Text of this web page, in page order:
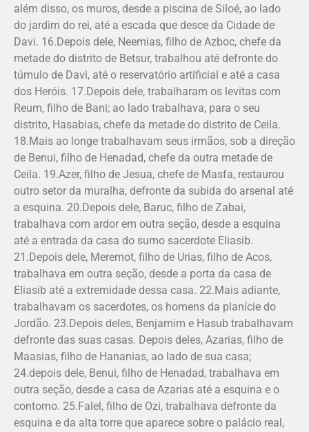
além disso, os muros, desde a piscina de Siloé, ao lado
do jardim do rei, até a escada que desce da Cidade de
Davi. 16.Depois dele, Neemias, filho de Azboc, chefe da
metade do distrito de Betsur, trabalhou até defronte do
túmulo de Davi, até o reservatório artificial e até a casa
dos Heróis. 17.Depois dele, trabalharam os levitas com
Reum, filho de Bani; ao lado trabalhava, para o seu
distrito, Hasabias, chefe da metade do distrito de Ceila.
18.Mais ao longe trabalhavam seus irmãos, sob a direção
de Benui, filho de Henadad, chefe da outra metade de
Ceila. 19.Azer, filho de Jesua, chefe de Masfa, restaurou
outro setor da muralha, defronte da subida do arsenal até
a esquina. 20.Depois dele, Baruc, filho de Zabai,
trabalhava com ardor em outra seção, desde a esquina
até a entrada da casa do sumo sacerdote Eliasib.
21.Depois dele, Meremot, filho de Urias, filho de Acos,
trabalhava em outra seção, desde a porta da casa de
Eliasib até a extremidade dessa casa. 22.Mais adiante,
trabalhavam os sacerdotes, os homens da planície do
Jordão. 23.Depois deles, Benjamim e Hasub trabalhavam
defronte das suas casas. Depois deles, Azarias, filho de
Maasias, filho de Hananias, ao lado de sua casa;
24.depois dele, Benui, filho de Henadad, trabalhava em
outra seção, desde a casa de Azarias até a esquina e o
contorno. 25.Falel, filho de Ozi, trabalhava defronte da
esquina e da alta torre que aparece sobre o palácio real,